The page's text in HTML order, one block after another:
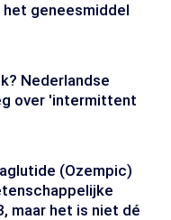
het geneesmiddel
Nederlandse
over 'intermittent
(Ozempic)
maar het is niet dé